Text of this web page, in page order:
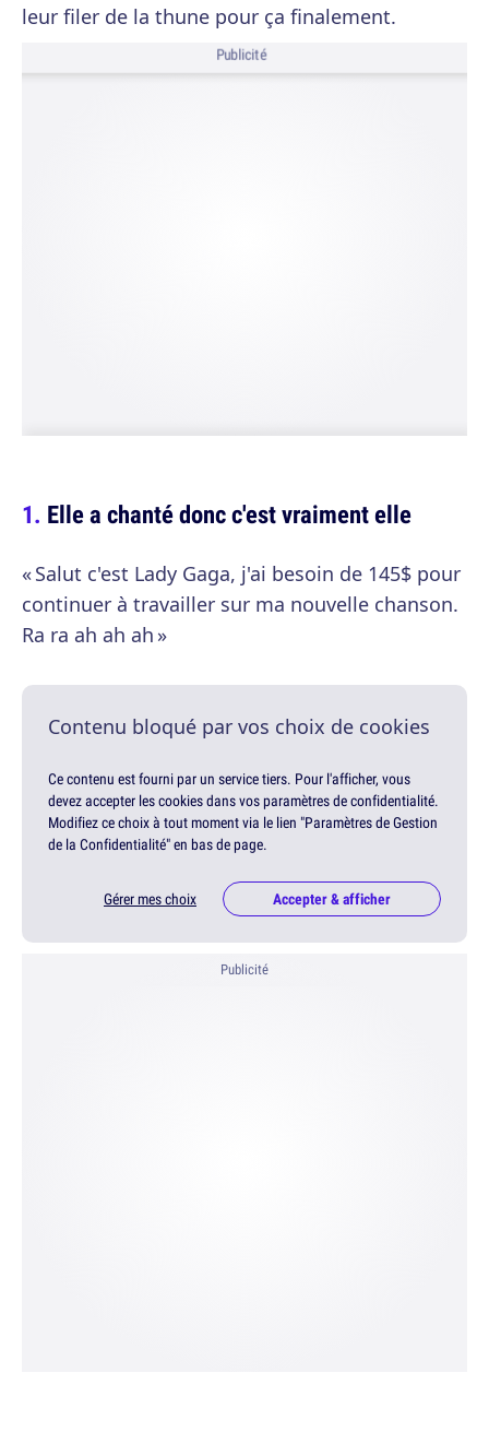
leur filer de la thune pour ça finalement.
Publicité
Elle a chanté donc c'est vraiment elle
« Salut c'est Lady Gaga, j'ai besoin de 145$ pour
continuer à travailler sur ma nouvelle chanson.
Ra ra ah ah ah »
Contenu bloqué par vos choix de cookies
Ce contenu est fourni par un service tiers. Pour l'afficher, vous
devez accepter les cookies dans vos paramètres de confidentialité.
Modifiez ce choix à tout moment via le lien "Paramètres de Gestion
de la Confidentialité" en bas de page.
Gérer mes choix Accepter & afficher
Publicité